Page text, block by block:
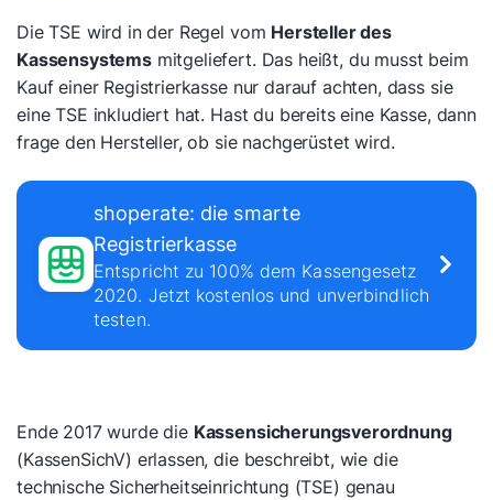
Die TSE wird in der Regel vom Hersteller des
Kassensystemsmitgeliefert. Das heißt, du musst beim
Kauf einer Registrierkasse nur darauf achten, dass sie
eine TSE inkludiert hat. Hast du bereits eine Kasse, dann
frage den Hersteller, ob sie nachgerüstet wird.
shoperate: die smarte
Registrierkasse
Entspricht zu 100% dem Kassengesetz
2020. Jetzt kostenlos und unverbindlich
testen.
Ende 2017 wurde die Kassensicherungsverordnung
(KassenSichV) erlassen, die beschreibt, wie die
technische Sicherheitseinrichtung (TSE) genau